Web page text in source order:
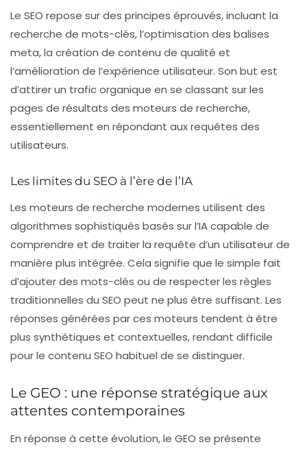
Le SEO repose sur des principes éprouvés, incluant la
recherche de mots-clés, l’optimisation des balises
meta, la création de contenu de qualité et
l’amélioration de l’expérience utilisateur. Son but est
d’attirer un trafic organique en se classant sur les
pages de résultats des moteurs de recherche,
essentiellement en répondant aux requêtes des
utilisateurs.
Les limites du SEO à l’ère de l’IA
Les moteurs de recherche modernes utilisent des
algorithmes sophistiqués basés sur l’IA capable de
comprendre et de traiter la requête d’un utilisateur de
manière plus intégrée. Cela signifie que le simple fait
d’ajouter des mots-clés ou de respecter les règles
traditionnelles du SEO peut ne plus être suffisant. Les
réponses générées par ces moteurs tendent à être
plus synthétiques et contextuelles, rendant difficile
pour le contenu SEO habituel de se distinguer.
Le GEO : une réponse stratégique aux
attentes contemporaines
En réponse à cette évolution, le GEO se présente